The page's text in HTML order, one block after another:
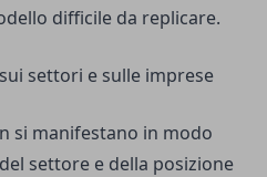
difficile da replicare.
settori e sulle imprese
si manifestano in modo
settore e della posizione